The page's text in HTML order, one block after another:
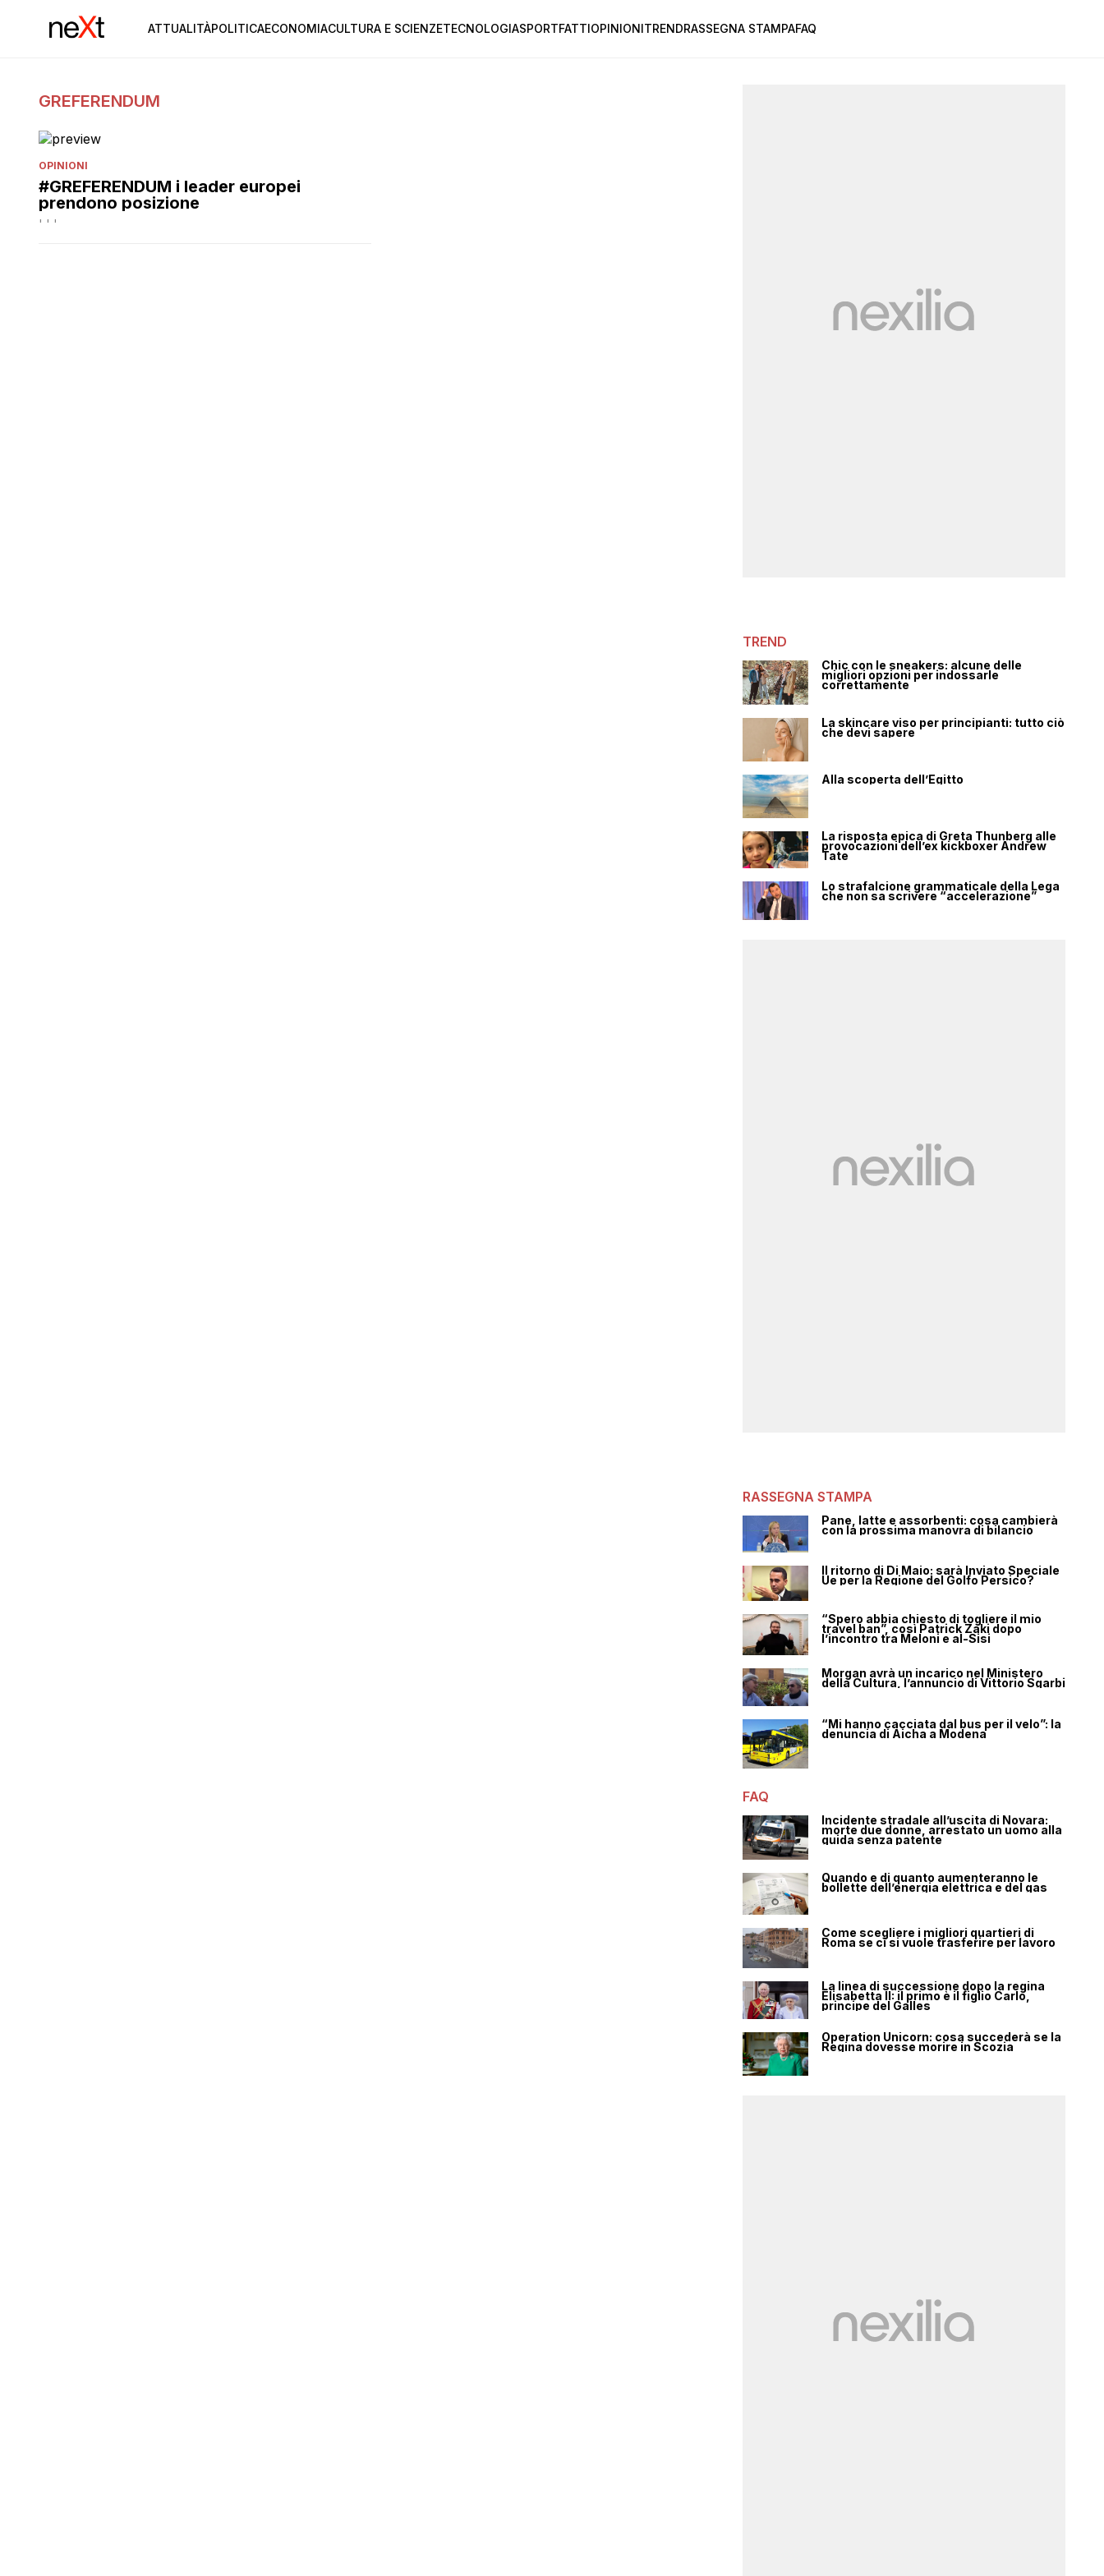
ATTUALITÀPOLITICAECONOMIACULTURA E SCIENZETECNOLOGIASPORTFATTIOPINIONITRENDRASSEGNA STAMPAFAQ
GREFERENDUM
OPINIONI
#GREFERENDUM i leader europei
prendono posizione
' ' '
TREND
Chic con le sneakers: alcune delle
migliori opzioni per indossarle
correttamente
La skincare viso per principianti: tutto ciò
che devi sapere
Alla scoperta dell’Egitto
La risposta epica di Greta Thunberg alle
provocazioni dell’ex kickboxer Andrew
Tate
Lo strafalcione grammaticale della Lega
che non sa scrivere “accelerazione”
RASSEGNA STAMPA
Pane, latte e assorbenti: cosa cambierà
con la prossima manovra di bilancio
Il ritorno di Di Maio: sarà Inviato Speciale
Ue per la Regione del Golfo Persico?
“Spero abbia chiesto di togliere il mio
travel ban”, così Patrick Zaki dopo
l’incontro tra Meloni e al-Sisi
Morgan avrà un incarico nel Ministero
della Cultura, l’annuncio di Vittorio Sgarbi
“Mi hanno cacciata dal bus per il velo”: la
denuncia di Aicha a Modena
FAQ
Incidente stradale all’uscita di Novara:
morte due donne, arrestato un uomo alla
guida senza patente
Quando e di quanto aumenteranno le
bollette dell’energia elettrica e del gas
Come scegliere i migliori quartieri di
Roma se ci si vuole trasferire per lavoro
La linea di successione dopo la regina
Elisabetta II: il primo è il figlio Carlo,
principe del Galles
Operation Unicorn: cosa succederà se la
Regina dovesse morire in Scozia